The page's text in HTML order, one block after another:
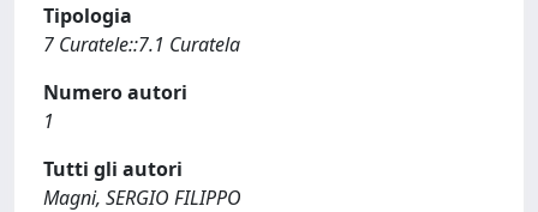
Tipologia
7 Curatele::7.1 Curatela
Numero autori
1
Tutti gli autori
Magni, SERGIO FILIPPO